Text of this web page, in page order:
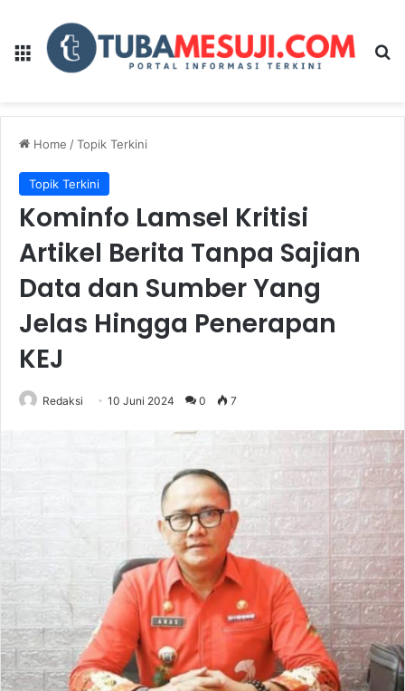
Menu
Home /Topik Terkini
Topik Terkini
Kominfo Lamsel Kritisi
Artikel Berita Tanpa Sajian
Data dan Sumber Yang
Jelas Hingga Penerapan
KEJ
Redaksi 10 Juni 2024 0 7